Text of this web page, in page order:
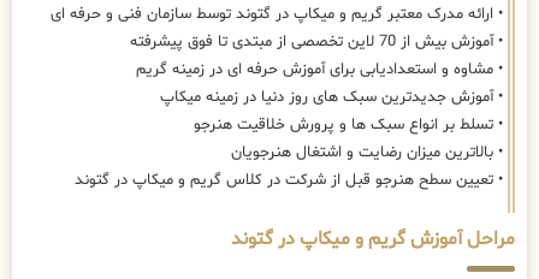
• ارائه مدرک معتبر گریم و میکاپ در گتوند توسط سازمان فنی و حرفه ای
• آموزش بیش از 70 لاین تخصصی از مبتدی تا فوق پیشرفته
• مشاوه و استعدادیابی برای آموزش حرفه ای در زمینه گریم
• آموزش جدیدترین سبک های روز دنیا در زمینه میکاپ
• تسلط بر انواع سبک ها و پرورش خلاقیت هنرجو
• بالاترین میزان رضایت و اشتغال هنرجویان
• تعیین سطح هنرجو قبل از شرکت در کلاس گریم و میکاپ در گتوند
مراحل آموزش گریم و میکاپ در گتوند